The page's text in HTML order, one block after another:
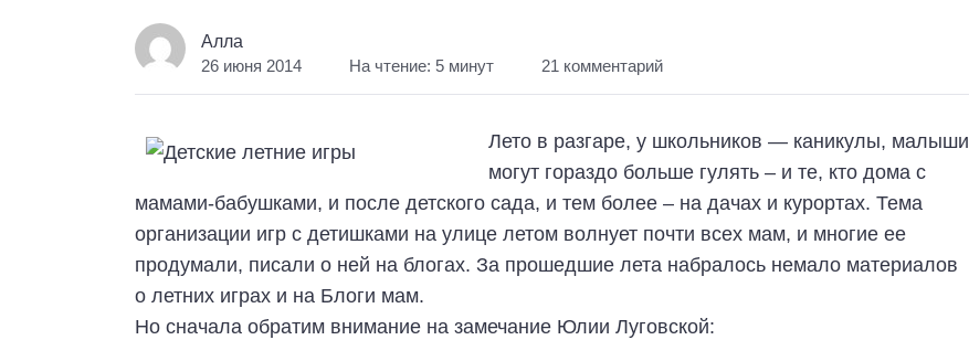
Алла
26 июня 2014 На чтение: 5 минут 21 комментарий
Лето в разгаре, у школьников — каникулы, малыши
могут гораздо больше гулять – и те, кто дома с
мамами-бабушками, и после детского сада, и тем более – на дачах и курортах. Тема
организации игр с детишками на улице летом волнует почти всех мам, и многие ее
продумали, писали о ней на блогах. За прошедшие лета набралось немало материалов
о летних играх и на Блоги мам.
Но сначала обратим внимание на замечание Юлии Луговской: